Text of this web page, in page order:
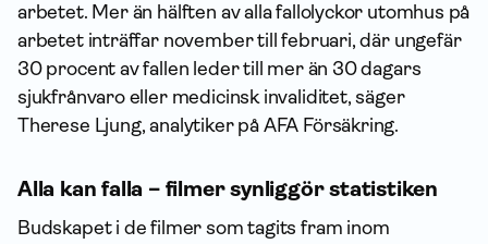
arbetet. Mer än hälften av alla fallolyckor utomhus på
arbetet inträffar november till februari, där ungefär
30 procent av fallen leder till mer än 30 dagars
sjukfrånvaro eller medicinsk invaliditet, säger
Therese Ljung, analytiker på AFA Försäkring.
Alla kan falla – filmer synliggör statistiken
Budskapet i de filmer som tagits fram inom